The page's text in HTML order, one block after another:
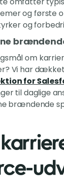
og første
og
om
Vi har
for
til daglige
brændende